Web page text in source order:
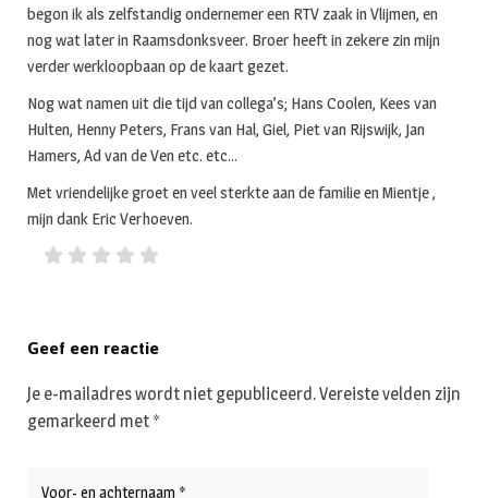
begon ik als zelfstandig ondernemer een RTV zaak in Vlijmen, en
nog wat later in Raamsdonksveer. Broer heeft in zekere zin mijn
verder werkloopbaan op de kaart gezet.
Nog wat namen uit die tijd van collega’s; Hans Coolen, Kees van
Hulten, Henny Peters, Frans van Hal, Giel, Piet van Rijswijk, Jan
Hamers, Ad van de Ven etc. etc…
Met vriendelijke groet en veel sterkte aan de familie en Mientje ,
mijn dank Eric Verhoeven.
Geef een reactie
Je e-mailadres wordt niet gepubliceerd.Vereiste velden zijn
gemarkeerd met *